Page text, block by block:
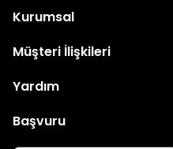
Kurumsal
Müşteri İlişkileri
Yardım
Başvuru